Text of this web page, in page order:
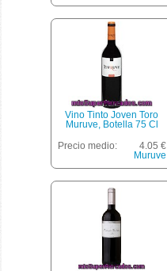
Vino Tinto Joven Toro
Muruve, Botella 75 Cl
Precio medio:
4.05 €
Muruve